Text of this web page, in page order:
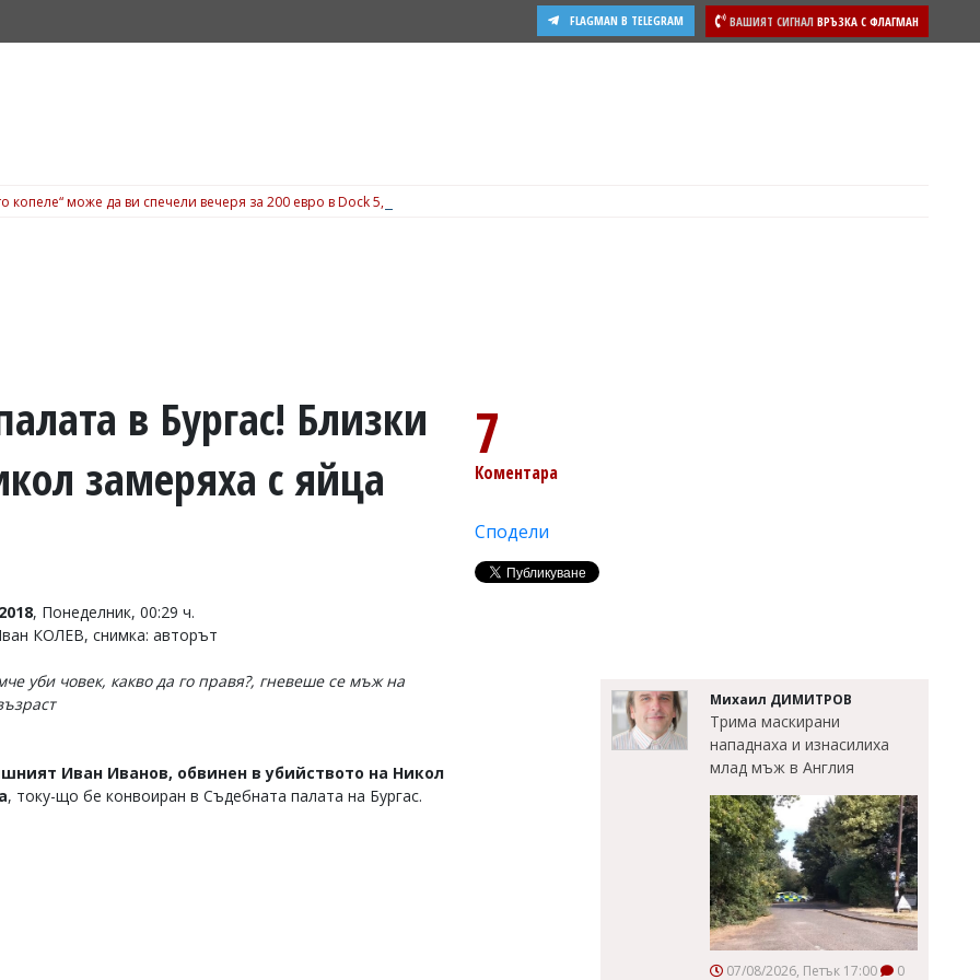
ВАШИЯТ СИГНАЛ ВРЪЗКА С ФЛАГМАН
FLAGMAN В TELEGRAM
копеле“ може да ви спечели вечеря за 200 евро в Dock 5, вижте подробности
в Бургас! Близки
замеряха с яйца
, Понеделник, 00:29 ч.
КОЛЕВ, снимка: авторът
уби човек, какво да го правя?, гневеше се мъж на
Иван Иванов, обвинен в убийството на Никол
, току-що бе конвоиран в Съдебната палата на Бургас.
7
Коментара
Сподели
Михаил ДИМИТРОВ
Трима маскирани
нападнаха и изнасилиха
млад мъж в Англия
07/08/2026, Петък 17:00 0